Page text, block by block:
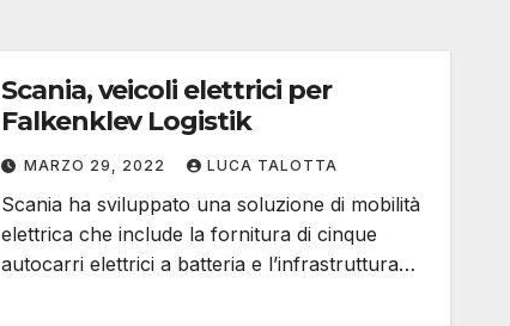
Scania, veicoli elettrici per
Falkenklev Logistik
MARZO 29, 2022 LUCA TALOTTA
Scania ha sviluppato una soluzione di mobilità
elettrica che include la fornitura di cinque
autocarri elettrici a batteria e l’infrastruttura…